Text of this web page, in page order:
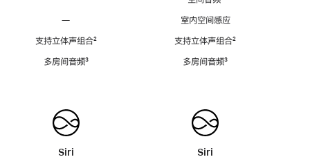
—
支持立体声组合脚
²
多房间音频脚
³
Siri
室内空间感应
支持立体声组合脚
²
多房间音频脚
³
Siri